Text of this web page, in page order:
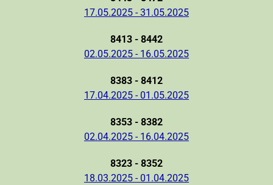
17.05.2025 - 31.05.2025
8413 - 8442
02.05.2025 - 16.05.2025
8383 - 8412
17.04.2025 - 01.05.2025
8353 - 8382
02.04.2025 - 16.04.2025
8323 - 8352
18.03.2025 - 01.04.2025